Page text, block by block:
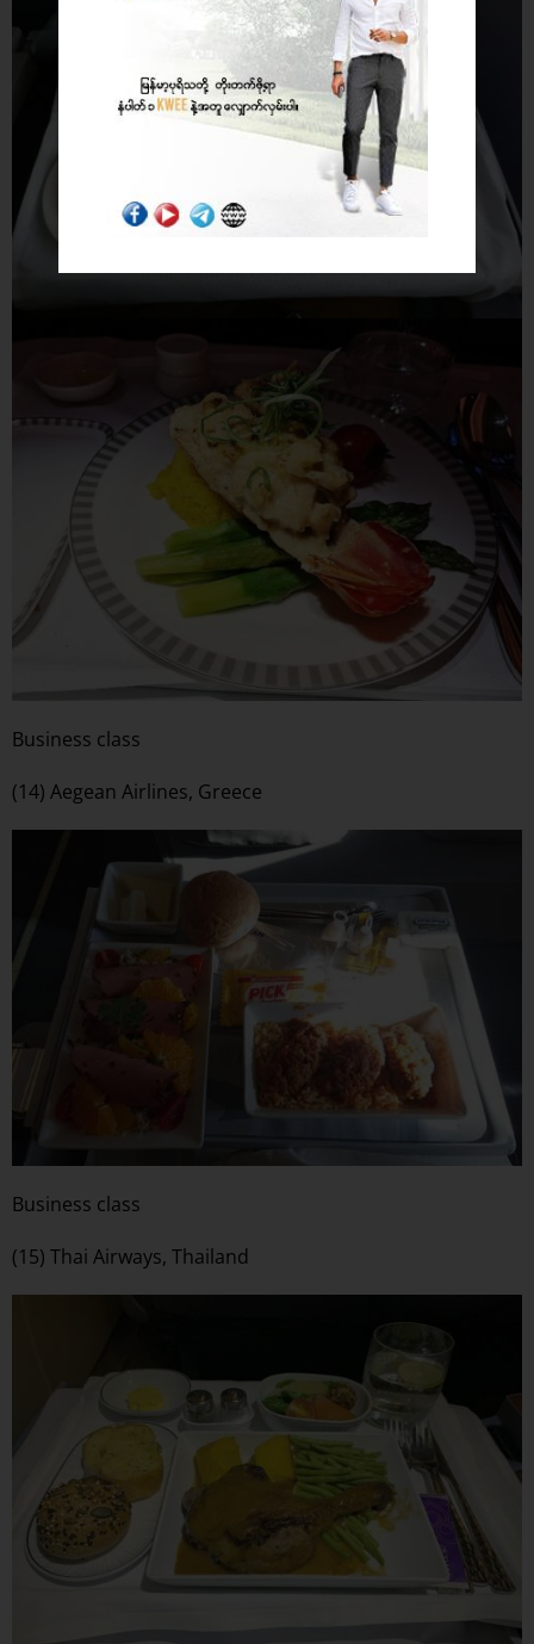
Business class
(14) Aegean Airlines, Greece
Business class
(15) Thai Airways, Thailand